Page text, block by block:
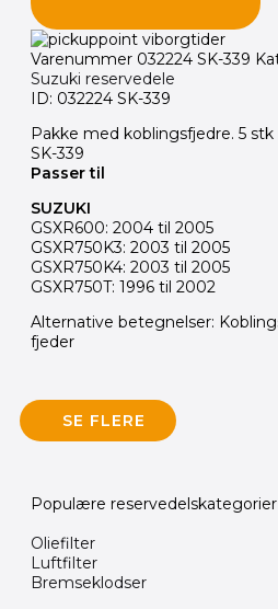
Varenummer 032224 SK-339
Suzuki reservedele
ID: 032224 SK-339
Pakke med koblingsfjedre. 5 stk
SK-339
Passer til
SUZUKI
GSXR600: 2004 til 2005
GSXR750K3: 2003 til 2005
GSXR750K4: 2003 til 2005
GSXR750T: 1996 til 2002
Alternative betegnelser:
fjeder
SE FLERE
Populære reservedelskategorier
Oliefilter
Luftfilter
Bremseklodser